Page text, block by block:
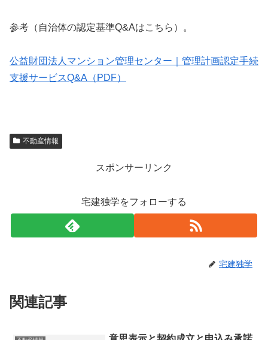
参考（自治体の認定基準Q&Aはこちら）。
公益財団法人マンション管理センター｜管理計画認定手続
支援サービスQ&A（PDF）
不動産情報
スポンサーリンク
宅建独学をフォローする
宅建独学
関連記事